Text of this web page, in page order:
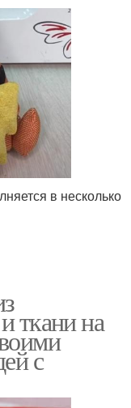
в несколько
ткани на
с